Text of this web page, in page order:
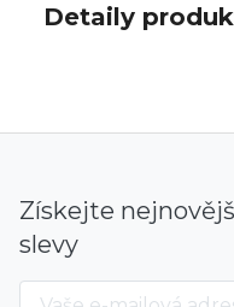
Detaily
Získejte
slevy